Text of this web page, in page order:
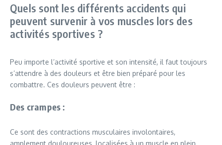
Quels sont les différents accidents qui
peuvent survenir à vos muscles lors des
activités sportives ?
Peu importe l’activité sportive et son intensité, il faut toujours
s’attendre à des douleurs et être bien préparé pour les
combattre. Ces douleurs peuvent être :
Des crampes :
Ce sont des contractions musculaires involontaires,
amplement douloureuses, localisées à un muscle en plein